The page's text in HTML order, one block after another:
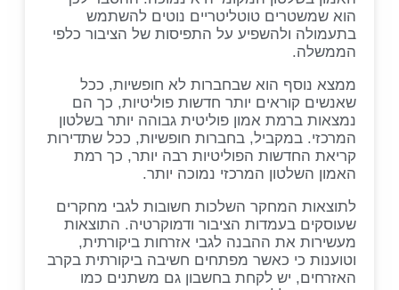
הוא שמשטרים טוטליטריים נוטים להשתמש
בתעמולה ולהשפיע על התפיסות של הציבור כלפי
הממשלה.
ממצא נוסף הוא שבחברות לא חופשיות, ככל
שאנשים קוראים יותר חדשות פוליטיות, כך הם
נמצאות ברמת אמון פוליטית גבוהה יותר בשלטון
המרכזי. במקביל, בחברות חופשיות, ככל שתדירות
קריאת החדשות הפוליטיות רבה יותר, כך רמת
האמון השלטון המרכזי נמוכה יותר.
לתוצאות המחקר השלכות חשובות לגבי מחקרים
שעוסקים בעמדות הציבור ודמוקרטיה. התוצאות
מעשירות את ההבנה לגבי אזרחות ביקורתית,
וטוענות כי כאשר מפתחים חשיבה ביקורתית בקרב
האזרחים, יש לקחת בחשבון גם משתנים כמו